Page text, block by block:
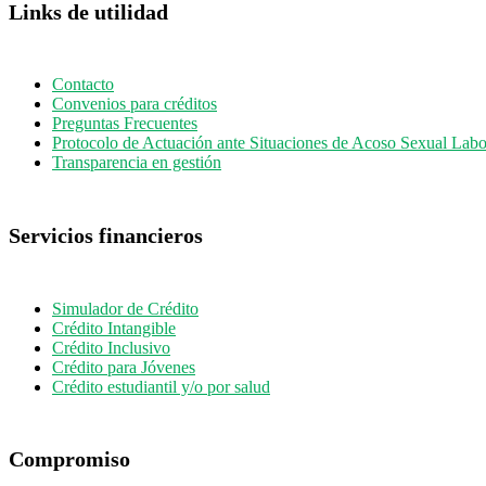
Links de utilidad
Contacto
Convenios para créditos
Preguntas Frecuentes
Protocolo de Actuación ante Situaciones de Acoso Sexual
Transparencia en gestión
Servicios financieros
Simulador de Crédito
Crédito Intangible
Crédito Inclusivo
Crédito para Jóvenes
Crédito estudiantil y/o por salud
Compromiso